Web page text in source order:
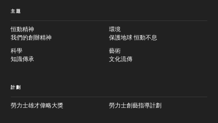
主題
恒動精神
我們的創辦精神
環境
保護地球 恒動不息
科學
知識傳承
藝術
文化流傳
計劃
勞力士雄才偉略大獎 勞力士創藝指導計劃